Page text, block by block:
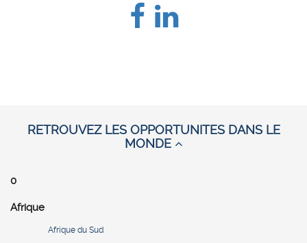
RETROUVEZ LES OPPORTUNITES DANS LE
MONDE
0
Afrique
Afrique du Sud